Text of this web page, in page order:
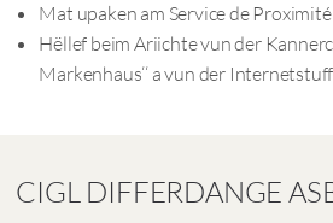
Mat upaken am Service de Proximité
Hëllef beim Ariichte vun der
Markenhaus‘‘ a vun der
CIGL DIFFERDANGE